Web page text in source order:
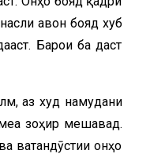
ҷавон бояд хуб
Барои ба даст
аз худ намудани
зоҳир мешавад.
ватандӯстии онҳо